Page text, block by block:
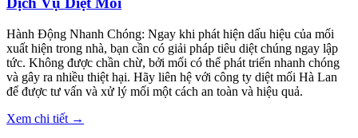
Hành Động Nhanh Chóng: Ngay khi phát hiện dấu hiệu của mối
xuất hiện trong nhà, bạn cần có giải pháp tiêu diệt chúng ngay lập
tức. Không được chần chừ, bởi mối có thể phát triển nhanh chóng
và gây ra nhiều thiệt hại. Hãy liên hệ với công ty diệt mối Hà Lan
để được tư vấn và xử lý mối một cách an toàn và hiệu quả.
Xem chi tiết →